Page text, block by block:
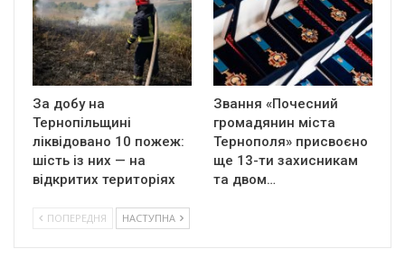
За добу на
Тернопільщині
ліквідовано 10 пожеж:
шість із них — на
відкритих територіях
Звання «Почесний
громадянин міста
Тернополя» присвоєно
ще 13-ти захисникам
та двом…
ПОПЕРЕДНЯ НАСТУПНА